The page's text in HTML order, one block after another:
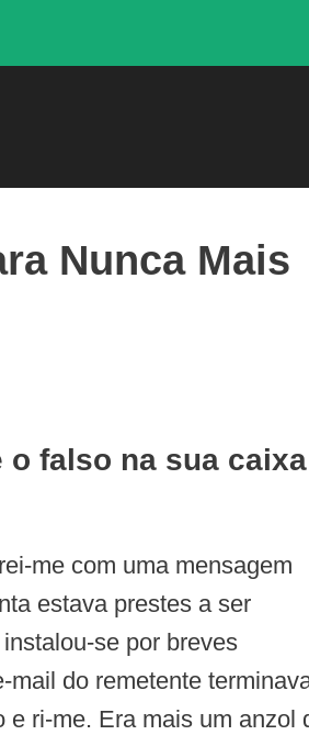
Nunca Mais
falso na sua caixa
me com uma mensagem
estava prestes a ser
se por breves
mail do remetente
e ri-me. Era mais um anzol